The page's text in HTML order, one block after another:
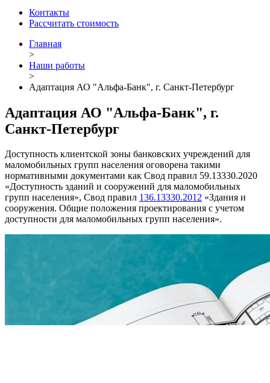
Контакты
Рассчитать стоимость
Главная
>
Наши работы
>
Адаптация АО "Альфа-Банк", г. Санкт-Петербург
Адаптация АО "Альфа-Банк", г.
Санкт-Петербург
Доступность клиентской зоны банковских учреждений для
маломобильных групп населения оговорена такими
нормативными документами как Свод правил 59.13330.2020
«Доступность зданий и сооружений для маломобильных
групп населения», Свод правил 136.13330.2012 «Здания и
сооружения. Общие положения проектирования с учетом
доступности для маломобильных групп населения».